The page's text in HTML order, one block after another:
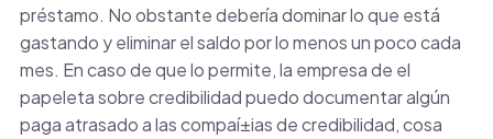
préstamo. No obstante debería dominar lo que está
gastando y eliminar el saldo por lo menos un poco cada
mes. En caso de que lo permite, la empresa de el
papeleta sobre credibilidad puedo documentar algún
paga atrasado a las compaí±ias de credibilidad, cosa